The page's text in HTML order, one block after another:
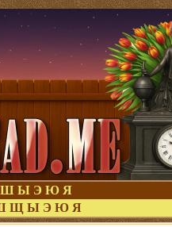
Ш Ы Э Ю Я
Щ Ы Э Ю Я